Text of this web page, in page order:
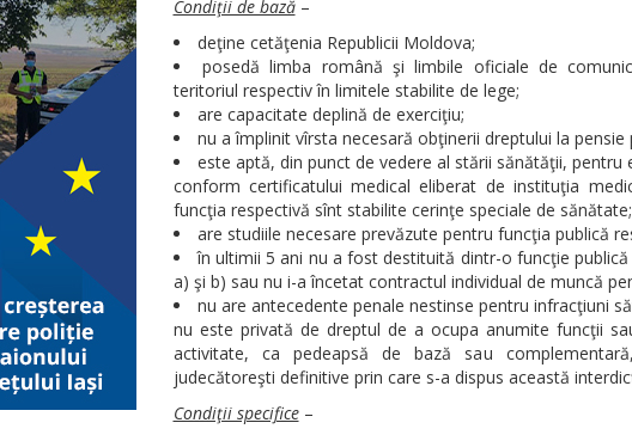
Condiţii de bază–
deţine cetăţenia Republicii Moldova;
posedă limba română şi limbile oficiale de
teritoriul respectiv în limitele stabilite de lege;
are capacitate deplină de exerciţiu;
nu a împlinit vîrsta necesară obţinerii dreptului la
este aptă, din punct de vedere al stării sănătăţii, pentru
conform certificatului medical eliberat de instituţia
funcţia respectivă sînt stabilite cerinţe speciale de sănătate;
are studiile necesare prevăzute pentru funcţia publică
în ultimii 5 ani nu a fost destituită dintr-o funcţie
a) şi b) sau nu i-a încetat contractul individual de muncă
nu are antecedente penale nestinse pentru infracţiuni
nu este privată de dreptul de a ocupa anumite funcţii
activitate, ca pedeapsă de bază sau
judecătoreşti definitive prin care s-a dispus această
Condiţii specifice–